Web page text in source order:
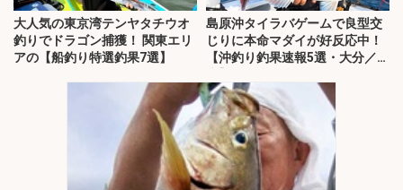
大人気の東京湾テンヤタチウオ
釣りでドラゴン捕獲！ 関東エリ
アの【船釣り特選釣果7選】
島原沖タイラバゲームで良型交
じりに本命マダイが好反応中！
【沖釣り釣果速報5選・大分／熊